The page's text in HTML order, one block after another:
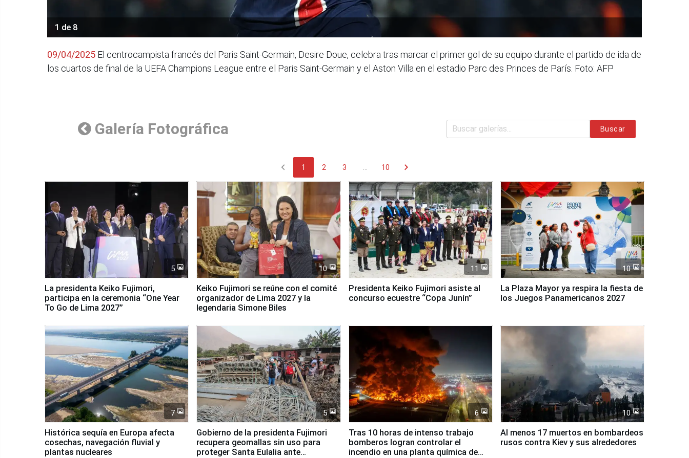
1 de 8
09/04/2025 El centrocampista francés del Paris Saint-Germain, Desire Doue, celebra tras marcar el primer gol de su equipo durante el partido de ida de
los cuartos de final de la UEFA Champions League entre el Paris Saint-Germain y el Aston Villa en el estadio Parc des Princes de París. Foto: AFP
Galería Fotográfica Buscar
chevron_left 1 2 3 10 chevron_right
5
La presidenta Keiko Fujimori,
participa en la ceremonia “One Year
To Go de Lima 2027”
10
Keiko Fujimori se reúne con el comité
organizador de Lima 2027 y la
legendaria Simone Biles
11
Presidenta Keiko Fujimori asiste al
concurso ecuestre “Copa Junín”
10
La Plaza Mayor ya respira la fiesta de
los Juegos Panamericanos 2027
7
Histórica sequía en Europa afecta
cosechas, navegación fluvial y
plantas nucleares
5
Gobierno de la presidenta Fujimori
recupera geomallas sin uso para
proteger Santa Eulalia ante
6
Tras 10 horas de intenso trabajo
bomberos logran controlar el
incendio en una planta química de
10
Al menos 17 muertos en bombardeos
rusos contra Kiev y sus alrededores